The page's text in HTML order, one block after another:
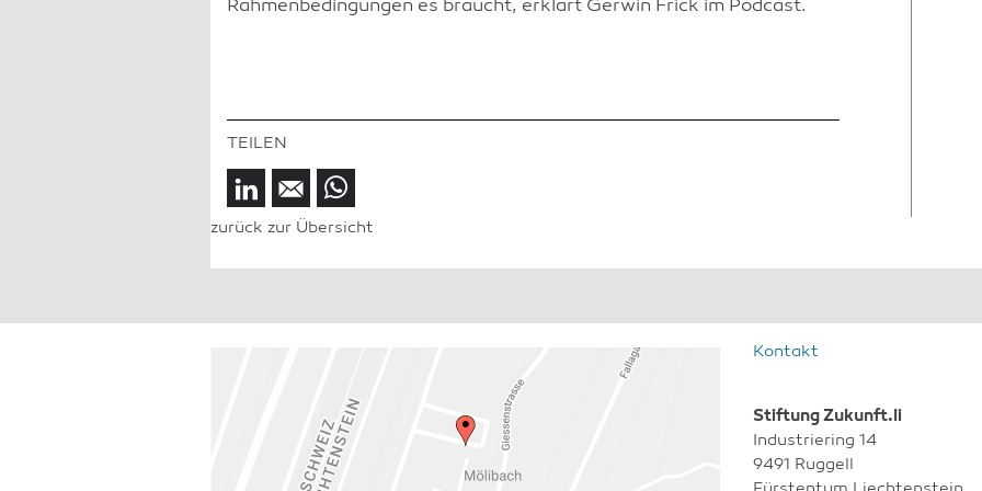
Rahmenbedingungen es braucht, erklärt Gerwin Frick im Podcast.
zurück zur Übersicht
Kontakt
Stiftung Zukunft.li
Industriering 14
9491 Ruggell